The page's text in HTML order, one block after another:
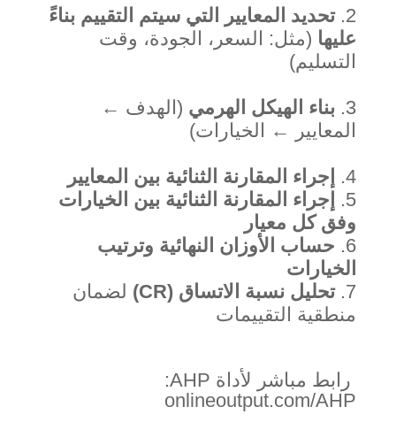
تحديد المعايير التي سيتم التقييم بناءً
عليها (مثل: السعر، الجودة، وقت
التسليم)
بناء الهيكل الهرمي (الهدف ←
المعايير ← الخيارات)
إجراء المقارنة الثنائية بين المعايير
إجراء المقارنة الثنائية بين الخيارات
وفق كل معيار
حساب الأوزان النهائية وترتيب
الخيارات
تحليل نسبة الاتساق (CR)
لضمان
منطقية التقييمات
رابط مباشر لأداة AHP:
onlineoutput.com/AHP